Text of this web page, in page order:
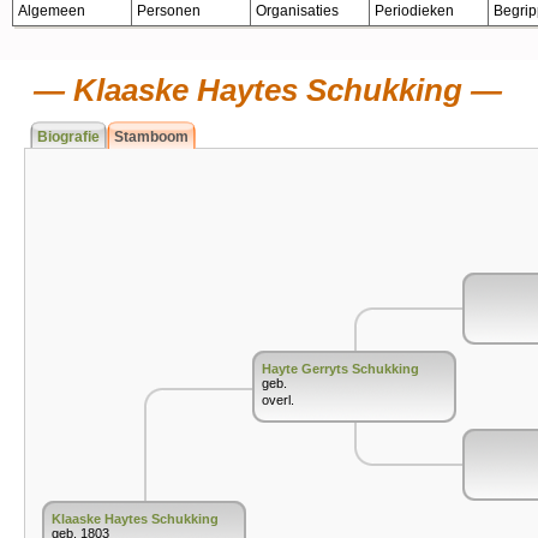
Algemeen Personen Organisaties Periodieken
Klaaske Haytes Schukking
Biografie Stamboom
Klaaske Haytes Schukking
geb. 1803
Hayte Gerryts Schukking
geb.
overl.